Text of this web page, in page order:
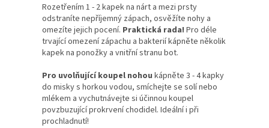
Rozetřením 1 - 2 kapek na nárt a mezi prsty
odstraníte nepříjemný zápach, osvěžíte nohy a
omezíte jejich pocení. Praktická rada! Pro déle
trvající omezení zápachu a bakterií kápněte několik
kapek na ponožky a vnitřní stranu bot.
Pro uvolňující koupel nohou kápněte 3 - 4 kapky
do misky s horkou vodou, smíchejte se solí nebo
mlékem a vychutnávejte si účinnou koupel
povzbuzující prokrvení chodidel. Ideální i při
prochladnutí!